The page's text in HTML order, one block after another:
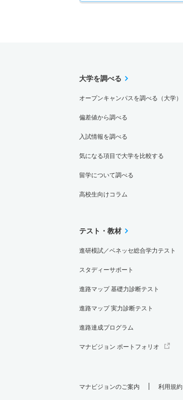
大学を調べる
オープンキャンパスを調べる（大学）
偏差値から調べる
入試情報を調べる
気になる項目で大学を比較する
留学について調べる
高校生向けコラム
テスト・教材
進研模試／ベネッセ総合学力テスト
スタディーサポート
進路マップ 基礎力診断テスト
進路マップ 実力診断テスト
進路達成プログラム
マナビジョン ポートフォリオ
マナビジョンのご案内 利用規約